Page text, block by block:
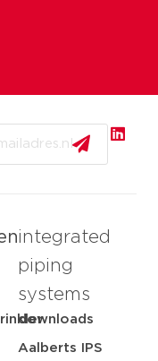
integrated
piping
systems
downloads
Aalberts IPS